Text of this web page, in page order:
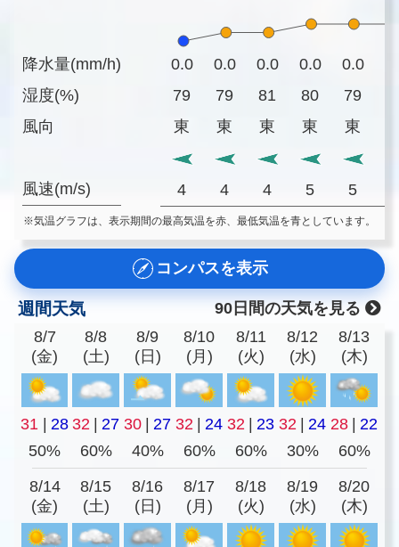
降水量(mm/h)
湿度(%)
風向
風速(m/s)
0.0 0.0 0.0 0.0 0.0
79
79 81 80 79
東
東 東 東 東
4 4 4 5 5
※気温グラフは、表示期間の最高気温を赤、最低気温を青としています。
コンパスを表示
週間天気
90日間の天気を見る
8/7
(金)
8/8
(土)
8/9
(日)
8/10
(月)
8/11
(火)
8/12
(水)
8/13
(木)
31 | 28 32 | 27 30 | 27 32 | 24 32 | 23 32 | 24 28 | 22
50%
60% 40% 60% 60% 30% 60%
8/14
(金)
8/15
(土)
8/16
(日)
8/17
(月)
8/18
(火)
8/19
(水)
8/20
(木)